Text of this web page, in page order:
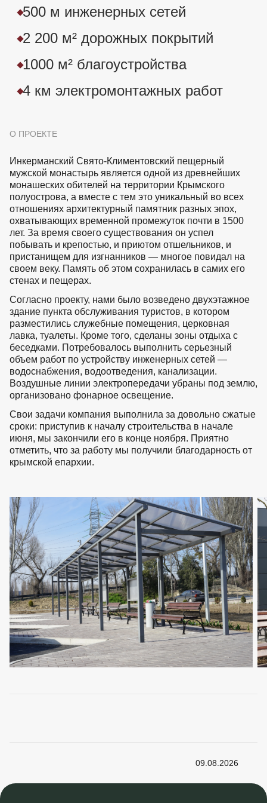
500 м инженерных сетей
2 200 м² дорожных покрытий
1000 м² благоустройства
4 км электромонтажных работ
О ПРОЕКТЕ
Инкерманский Свято-Климентовский пещерный
мужской монастырь является одной из древнейших
монашеских обителей на территории Крымского
полуострова, а вместе с тем это уникальный во всех
отношениях архитектурный памятник разных эпох,
охватывающих временной промежуток почти в 1500
лет. За время своего существования он успел
побывать и крепостью, и приютом отшельников, и
пристанищем для изгнанников — многое повидал на
своем веку. Память об этом сохранилась в самих его
стенах и пещерах.
Согласно проекту, нами было возведено двухэтажное
здание пункта обслуживания туристов, в котором
разместились служебные помещения, церковная
лавка, туалеты. Кроме того, сделаны зоны отдыха с
беседками. Потребовалось выполнить серьезный
объем работ по устройству инженерных сетей —
водоснабжения, водоотведения, канализации.
Воздушные линии электропередачи убраны под землю,
организовано фонарное освещение.
Свои задачи компания выполнила за довольно сжатые
сроки: приступив к началу строительства в начале
июня, мы закончили его в конце ноября. Приятно
отметить, что за работу мы получили благодарность от
крымской епархии.
09.08.2026